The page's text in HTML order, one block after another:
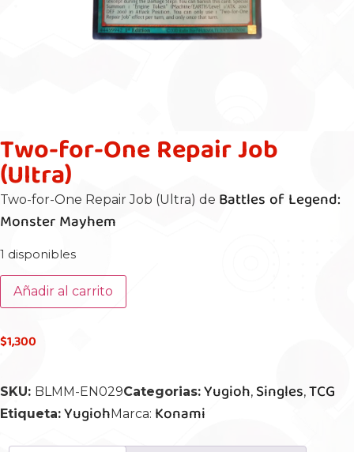
Two-for-One Repair Job
(Ultra)
Two-for-One Repair Job (Ultra) de Battles of Legend:
Monster Mayhem
1 disponibles
Añadir al carrito
$1,300
SKU: BLMM-EN029Categorias: Yugioh, Singles, TCG
Etiqueta: Yugioh Marca: Konami